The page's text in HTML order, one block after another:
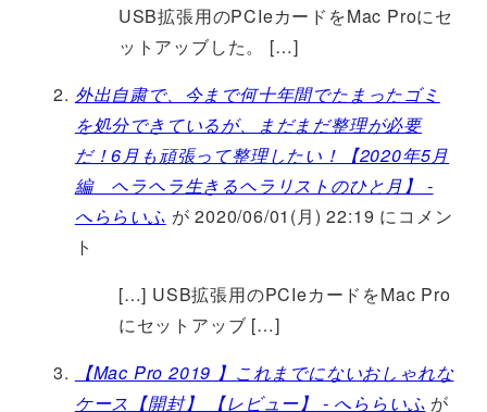
USB拡張用のPCIeカードをMac Proにセ
ットアッブした。 […]
外出自粛で、今まで何十年間でたまったゴミ
を処分できているが、まだまだ整理が必要
だ！6月も頑張って整理したい！【2020年5月
編 ヘラヘラ生きるヘラリストのひと月】 -
へららいふ が 2020/06/01(月) 22:19 にコメン
ト
[…] USB拡張用のPCIeカードをMac Pro
にセットアッブ […]
【Mac Pro 2019 】これまでにないおしゃれな
ケース【開封】 【レビュー】 - へららいふ が